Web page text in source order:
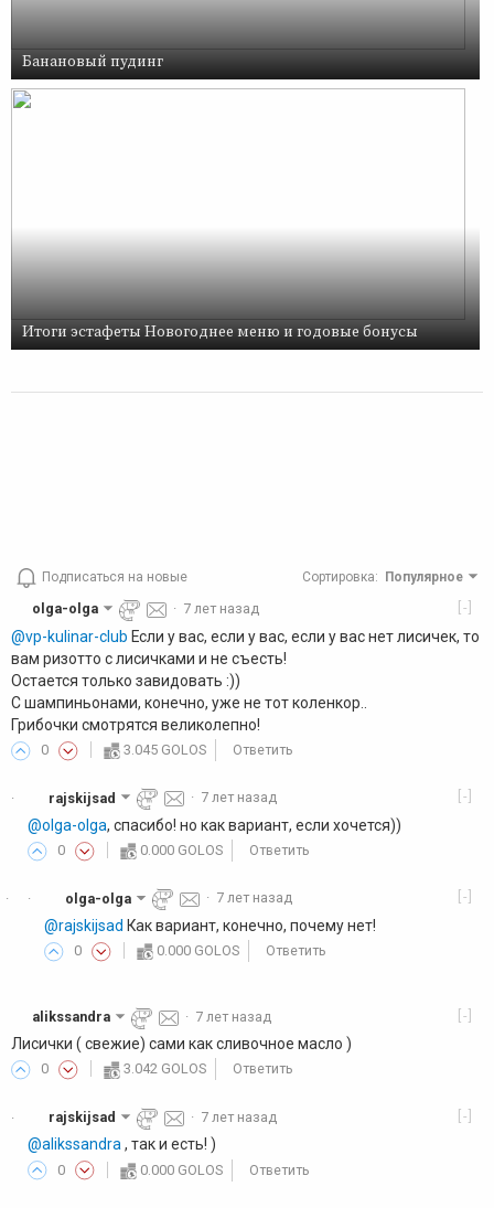
Банановый пудинг
Итоги эстафеты Новогоднее меню и годовые бонусы
Подписаться на новые Сортировка: Популярное
[-]
olga-olga · 7 лет назад
@vp-kulinar-club Если у вас, если у вас, если у вас нет лисичек, то
вам ризотто с лисичками и не съесть!
Остается только завидовать :))
С шампиньонами, конечно, уже не тот коленкор..
Грибочки смотрятся великолепно!
0 3.045 GOLOS Ответить
· [-]
rajskijsad · 7 лет назад
@olga-olga, спасибо! но как вариант, если хочется))
0 0.000 GOLOS Ответить
·
· [-]
olga-olga · 7 лет назад
@rajskijsad Как вариант, конечно, почему нет!
0 0.000 GOLOS Ответить
[-]
alikssandra · 7 лет назад
Лисички ( свежие) сами как сливочное масло )
0 3.042 GOLOS Ответить
· [-]
rajskijsad · 7 лет назад
@alikssandra, так и есть! )
0 0.000 GOLOS Ответить